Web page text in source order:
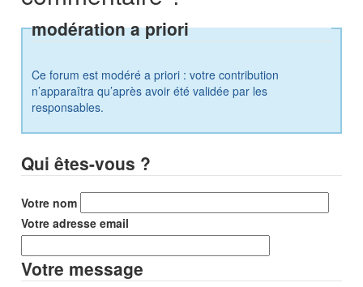
modération a priori
Ce forum est modéré a priori : votre contribution
n’apparaîtra qu’après avoir été validée par les
responsables.
Qui êtes-vous ?
Votre nom
Votre adresse email
Votre message